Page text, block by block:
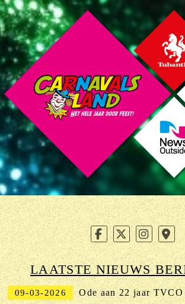
LAATSTE NIEUWS
09-03-2026